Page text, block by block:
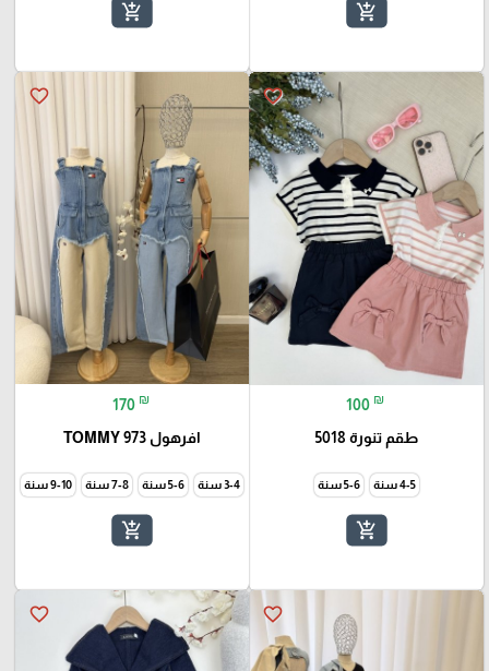
add_shopping_cart
add_shopping_cart
favorite_border
100 ₪
طقم تنورة 5018
4-5 سنة 5-6 سنة
add_shopping_cart
favorite_border
170 ₪
افرهول TOMMY 973
3-4 سنة 5-6 سنة 7-8 سنة 9-10 سنة
add_shopping_cart
favorite_border
favorite_border